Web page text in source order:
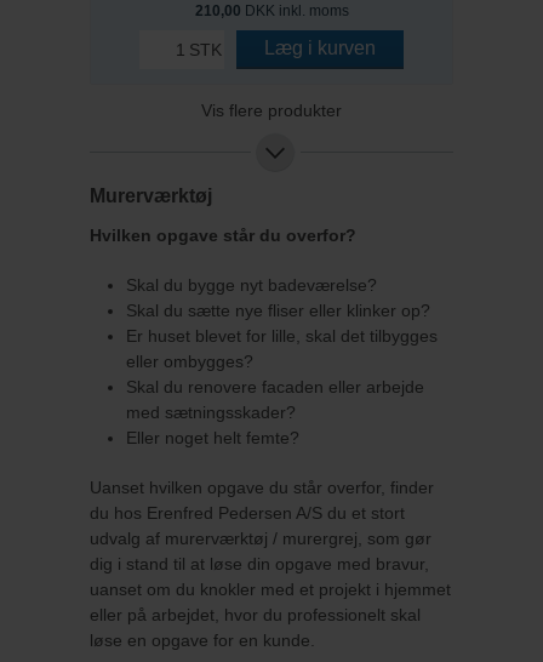
210,00 DKK inkl. moms
STK Læg i kurven
Vis flere produkter
Murerværktøj
Hvilken opgave står du overfor?
Skal du bygge nyt badeværelse?
Skal du sætte nye fliser eller klinker op?
Er huset blevet for lille, skal det tilbygges
eller ombygges?
Skal du renovere facaden eller arbejde
med sætningsskader?
Eller noget helt femte?
Uanset hvilken opgave du står overfor, finder
du hos Erenfred Pedersen A/S du et stort
udvalg af murerværktøj / murergrej, som gør
dig i stand til at løse din opgave med bravur,
uanset om du knokler med et projekt i hjemmet
eller på arbejdet, hvor du professionelt skal
løse en opgave for en kunde.